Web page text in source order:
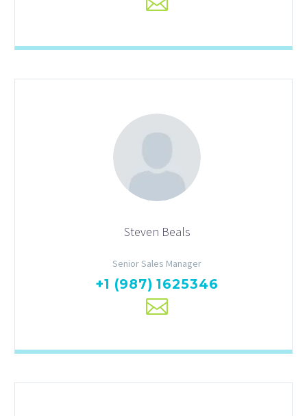
Steven Beals
Senior Sales Manager
+1 (987) 1625346